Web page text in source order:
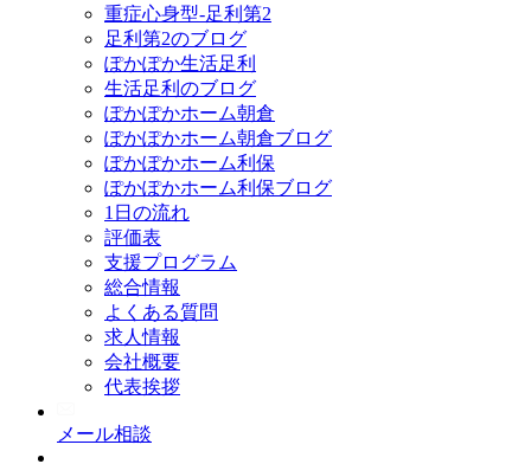
重症心身型-足利第2
足利第2のブログ
ぽかぽか生活足利
生活足利のブログ
ぽかぽかホーム朝倉
ぽかぽかホーム朝倉ブログ
ぽかぽかホーム利保
ぽかぽかホーム利保ブログ
1日の流れ
評価表
支援プログラム
総合情報
よくある質問
求人情報
会社概要
代表挨拶
メール相談